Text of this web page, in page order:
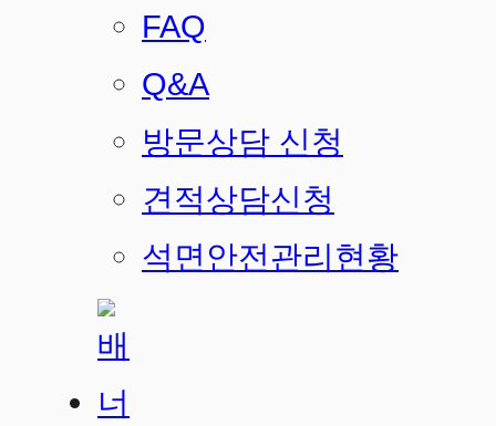
FAQ
Q&A
방문상담 신청
견적상담신청
석면안전관리현황